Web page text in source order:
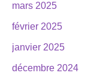
mars 2025
février 2025
janvier 2025
décembre 2024